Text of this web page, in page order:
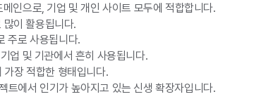
인으로, 기업 및 개인 사이트 모두에 적합합니다.
이 활용됩니다.
주로 사용됩니다.
업 및 기관에서 흔히 사용됩니다.
장 적합한 형태입니다.
트에서 인기가 높아지고 있는 신생 확장자입니다.